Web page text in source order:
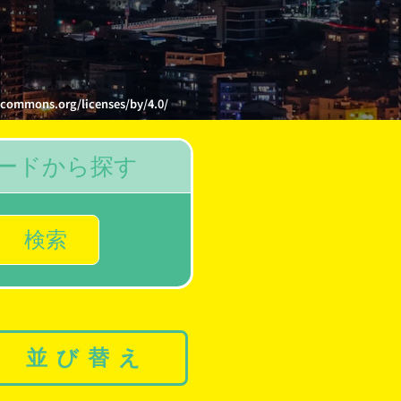
licenses/by/4.0/
検索
ドから探す
並び替え